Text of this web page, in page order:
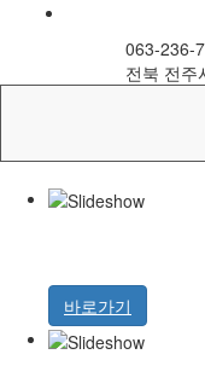
063-236-
전북 전주
바로가기